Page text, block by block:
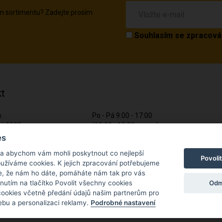
sortimentu? Zadejte prosím
Souhlasím se
2022
Po - Pá 9:00 - 17:00
(12:00 - 12:30 pauza)
Napište nám kdykoliv!
info@apiso.cz
abychom vám mohli poskytnout co nejlepší
cookies. K jejich zpracování potřebujeme
že nám ho dáte, pomáháte nám tak pro vás
na tlačítko Povolit všechny cookies
včetně předání údajů našim partnerům pro
a personalizaci reklamy. Podrobné nastavení